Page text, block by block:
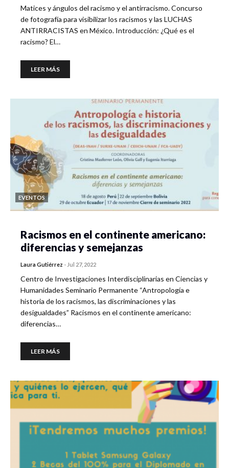
Matices y ángulos del racismo y el antirracismo. Concurso
de fotografía para visibilizar los racismos y las LUCHAS
ANTIRRACISTAS en México. Introducción: ¿Qué es el
racismo? El…
LEER MÁS
EVENTOS
Racismos en el continente americano:
diferencias y semejanzas
Laura Gutiérrez - Jul 27, 2022
Centro de Investigaciones Interdisciplinarias en Ciencias y
Humanidades Seminario Permanente “Antropología e
historia de los racismos, las discriminaciones y las
desigualdades” Racismos en el continente americano:
diferencias…
LEER MÁS